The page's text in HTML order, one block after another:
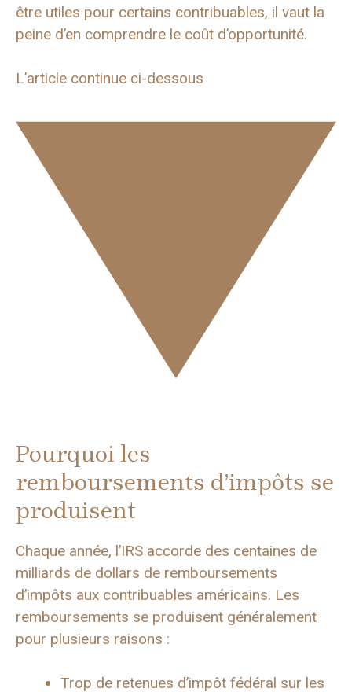
être utiles pour certains contribuables, il vaut la
peine d’en comprendre le coût d’opportunité.
L’article continue ci-dessous
Pourquoi les
remboursements d’impôts se
produisent
Chaque année, l’IRS accorde des centaines de
milliards de dollars de remboursements
d’impôts aux contribuables américains. Les
remboursements se produisent généralement
pour plusieurs raisons :
Trop de retenues d’impôt fédéral sur les